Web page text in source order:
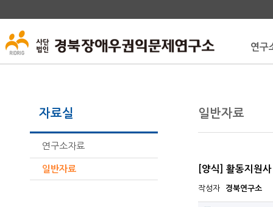
연구
자료실
연구소자료
일반자료
일반자료
[양식] 활동지원
작성자 경북연구소